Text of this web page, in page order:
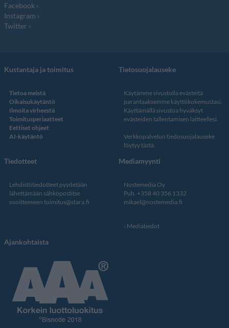
Facebook
Instagram
Twitter
Kustantaja ja toimitus
Tietoa meistä
Oikaisukäytäntö
Ilmoita virheestä
Toimitusperiaatteet
Eettiset ohjeet
AI-käytäntö
Tietosuojalauseke
Käytämme sivustolla evästeitä
parantaaksemme käyttökokemustasi.
Käyttämällä sivustoa hyväksyt
evästeiden tallentamisen laitteellesi.
Verkkopalvelun tiedosuojalauseke
löytyy tästä
Tiedotteet
Lehdistötiedotteet pyydetään
lähettämään sähköpostitse
osoitteeseen toimitus@stara.fi
Mediamyynti
Nostemedia Oy
Puh. +358 40 356 1332
mikael@nostemedia.fi
Mediatiedot
Ajankohtaista